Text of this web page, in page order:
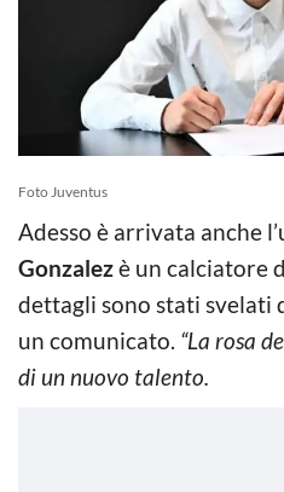
Foto Juventus
Adesso è arrivata anche
Gonzalezè un calciatore
dettagli sono stati svelati
un comunicato. “La rosa
di un nuovo talento.